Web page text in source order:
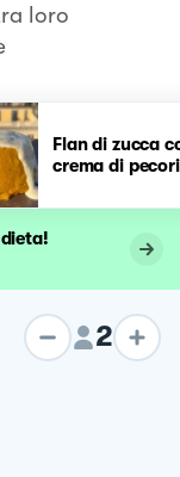
loro
Flan di zucca
crema di
2